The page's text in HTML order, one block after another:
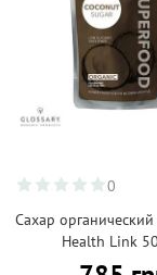
0
Сахар
Health Link